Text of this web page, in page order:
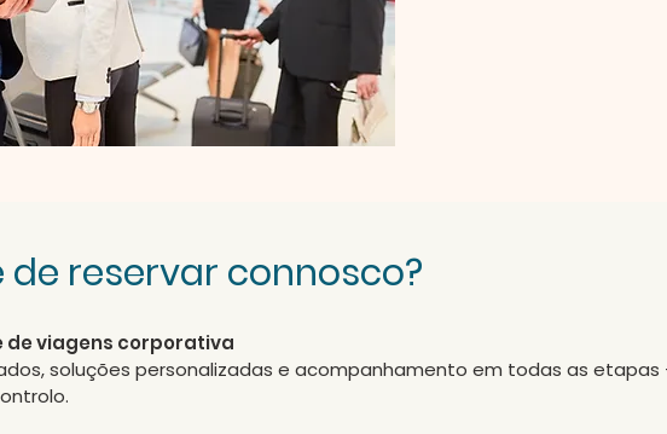
de reservar connosco?
de viagens corporativa
soluções personalizadas e acompanhamento em todas as